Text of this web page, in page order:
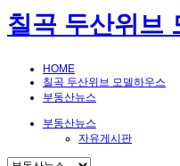
칠곡 두산위브
HOME
칠곡 두산위브 모델하우스
부동산뉴스
부동산뉴스
자유게시판